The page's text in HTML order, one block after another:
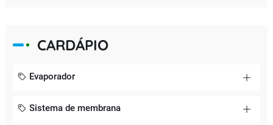
CARDÁPIO
Evaporador
Sistema de membrana